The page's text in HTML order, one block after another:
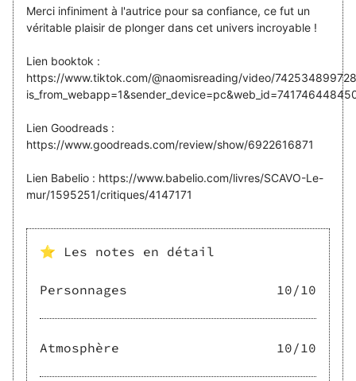
Merci infiniment à l'autrice pour sa confiance, ce fut un
véritable plaisir de plonger dans cet univers incroyable !
Lien booktok :
https://www.tiktok.com/@naomisreading/video/
Lien Goodreads :
https://www.goodreads.com/review/show/6922616871
Lien Babelio : https://www.babelio.com/livres/SCAVO-Le-
mur/1595251/critiques/4147171
⭐ Les notes en détail
Personnages 10/10
Atmosphère 10/10